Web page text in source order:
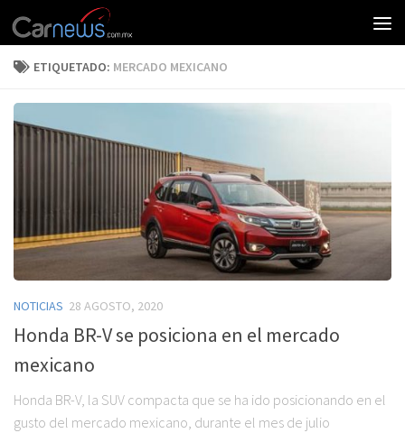
ETIQUETADO: MERCADO MEXICANO
NOTICIAS 28 AGOSTO, 2020
Honda BR-V se posiciona en el mercado
mexicano
Honda BR-V, la SUV compacta que se ha ido posicionando en el
gusto del mercado mexicano, durante el mes de julio